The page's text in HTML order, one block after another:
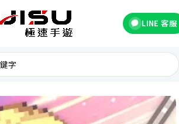
LINE 客服